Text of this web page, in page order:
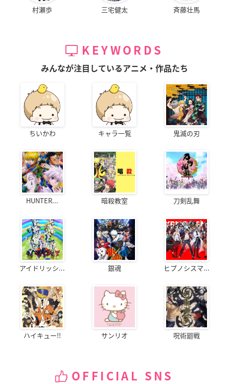
村瀬歩 三宅健太 斉藤壮馬
KEYWORDS
みんなが注目しているアニメ・作品たち
ちいかわ キャラ一覧 鬼滅の刃
HUNTER... 暗殺教室 刀剣乱舞
アイドリッシ... 銀魂 ヒプノシスマ...
ハイキュー!! サンリオ 呪術廻戦
OFFICIAL SNS